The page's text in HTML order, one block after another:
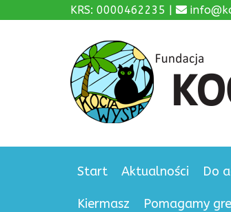
KRS: 0000462235 |
Start Aktualności Do
Kiermasz Pomagamy